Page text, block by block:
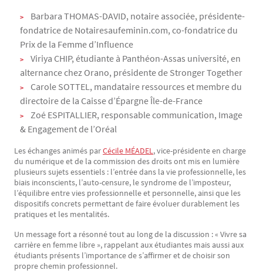
Barbara THOMAS-DAVID, notaire associée, présidente-
fondatrice de Notairesaufeminin.com, co-fondatrice du
Prix de la Femme d’Influence
Viriya CHIP, étudiante à Panthéon-Assas université, en
alternance chez Orano, présidente de Stronger Together
Carole SOTTEL, mandataire ressources et membre du
directoire de la Caisse d’Épargne Île-de-France
Zoé ESPITALLIER, responsable communication, Image
& Engagement de l’Oréal
Les échanges animés parCécile MÉADEL, vice-présidente en charge
du numérique et de la commission des droits ont mis en lumière
plusieurs sujets essentiels : l’entrée dans la vie professionnelle, les
biais inconscients, l’auto-censure, le syndrome de l’imposteur,
l’équilibre entre vies professionnelle et personnelle, ainsi que les
dispositifs concrets permettant de faire évoluer durablement les
pratiques et les mentalités.
Un message fort a résonné tout au long de la discussion : « Vivre sa
carrière en femme libre », rappelant aux étudiantes mais aussi aux
étudiants présents l’importance de s’affirmer et de choisir son
propre chemin professionnel.